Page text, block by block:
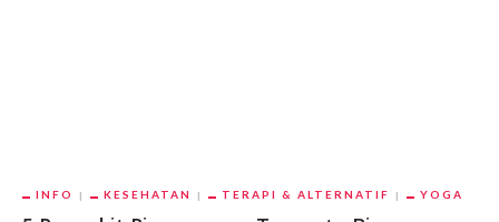
INFO KESEHATAN TERAPI & ALTERNATIF YOGA